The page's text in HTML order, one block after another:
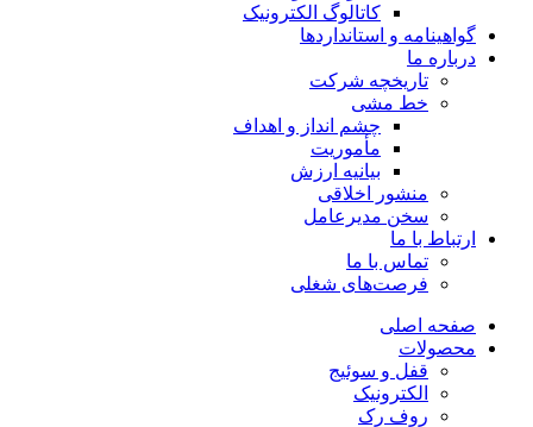
کاتالوگ الکترونیک
گواهینامه و استانداردها
درباره ما
تاریخچه شرکت
خط مشی
چشم انداز و اهداف
مأموریت
بیانیه ارزش
منشور اخلاقی
سخن مدیرعامل
ارتباط با ما
تماس با ما
فرصت‌های شغلی
صفحه اصلی
محصولات
قفل و سوئیج
الکترونیک
روف رک